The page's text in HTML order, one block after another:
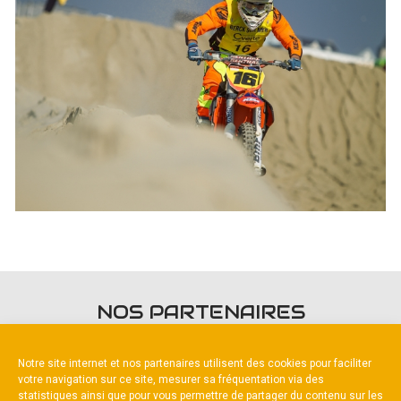
Notre site internet et nos partenaires utilisent des cookies pour faciliter
votre navigation sur ce site, mesurer sa fréquentation via des
statistiques ainsi que pour vous permettre de partager du contenu sur les
NOS PARTENAIRES